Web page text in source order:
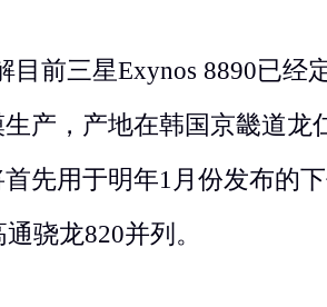
目前三星Exynos 8890已经
生产，产地在韩国京畿道龙
先用于明年1月份发布的
骁龙820并列。